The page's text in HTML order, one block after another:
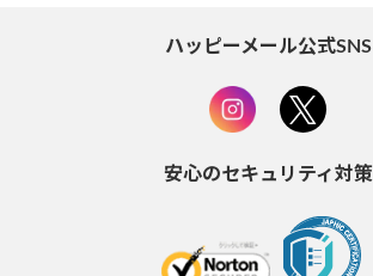
ハッピーメール公式SNS
安心のセキュリティ対策